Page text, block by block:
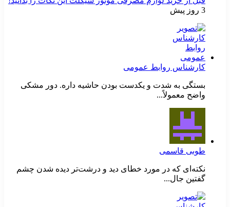
3 روز پیش
کارشناس روابط عمومی
بستگی به شدت و یکدست بودن حاشیه داره. دور مشکی
واضح معمولاً...
طوبی قاسمی
نکته‌ای که در مورد خطای دید و درشت‌تر دیده شدن چشم
گفتین جال...